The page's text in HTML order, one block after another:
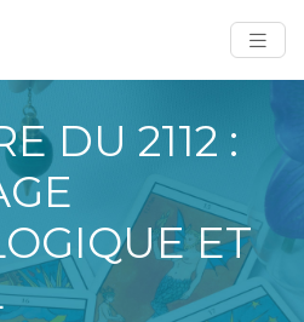
DU 2112 :
ET